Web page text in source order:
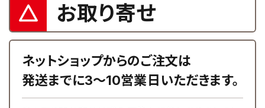
お取り寄せ
ネットショップからのご注文は
発送までに3～10営業日いただきます。